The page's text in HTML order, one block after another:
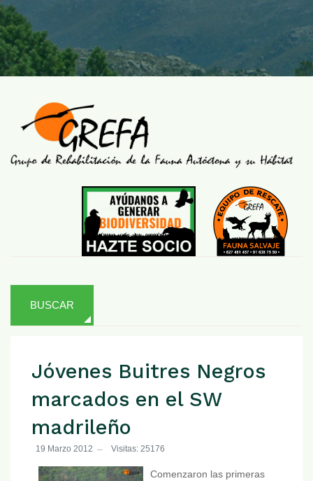
BUSCAR
Jóvenes Buitres Negros
marcados en el SW
madrileño
19 Marzo 2012 Visitas: 25176
Comenzaron las primeras